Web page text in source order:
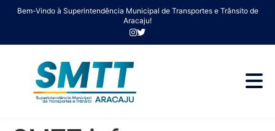
Bem-Vindo à Superintendência Municipal de Transportes e Trânsito de
Aracaju!